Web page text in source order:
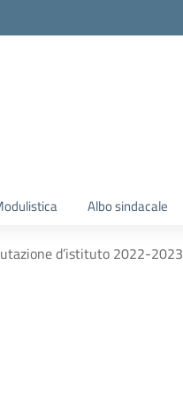
Albo sindacale
d’istituto 2022-2023